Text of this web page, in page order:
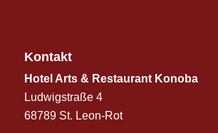
Kontakt
Hotel Arts & Restaurant Konoba
Ludwigstraße 4
68789 St. Leon-Rot